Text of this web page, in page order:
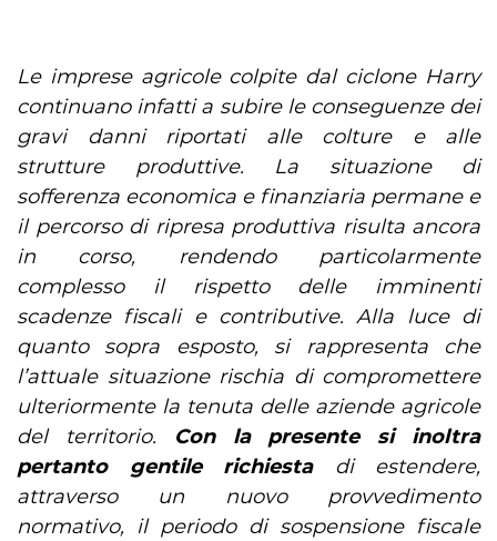
Le imprese agricole colpite dal ciclone Harry
continuano infatti a subire le conseguenze dei
gravi danni riportati alle colture e alle
strutture produttive. La situazione di
sofferenza economica e finanziaria permane e
il percorso di ripresa produttiva risulta ancora
in corso, rendendo particolarmente
complesso il rispetto delle imminenti
scadenze fiscali e contributive. Alla luce di
quanto sopra esposto, si rappresenta che
l’attuale situazione rischia di compromettere
ulteriormente la tenuta delle aziende agricole
del territorio.
Con la presente si inoltra
pertanto gentile richiestadi estendere,
attraverso un nuovo provvedimento
normativo, il periodo di sospensione fiscale